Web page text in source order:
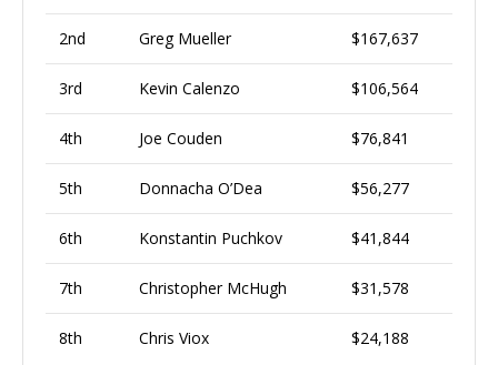
2nd Greg Mueller $167,637
3rd Kevin Calenzo $106,564
4th Joe Couden $76,841
5th Donnacha O’Dea $56,277
6th Konstantin Puchkov $41,844
7th Christopher McHugh $31,578
8th Chris Viox
$24,188